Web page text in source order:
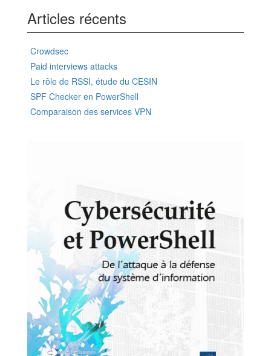
Articles récents
Crowdsec
Paid interviews attacks
Le rôle de RSSI, étude du CESIN
SPF Checker en PowerShell
Comparaison des services VPN